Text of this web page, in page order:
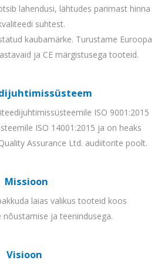
lahendusi, lähtudes parimast hinna
suhtest.
kaubamärke. Turustame Euroopa
ja CE märgistusega tooteid.
ISO 9001:2015
ISO 14001:2015 ja on heaks
Assurance Ltd. audiitorite poolt.
Missioon
laias valikus tooteid koos
nõustamise ja teenindusega.
Visioon